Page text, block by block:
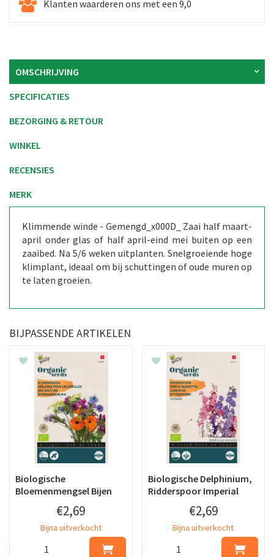
Klanten waarderen ons met een 9,0
OMSCHRIJVING
SPECIFICATIES
BEZORGING & RETOUR
WINKEL
RECENSIES
MERK
Klimmende winde - Gemengd_x000D_ Zaai half maart-
april onder glas of half april-eind mei buiten op een
zaaibed. Na 5/6 weken uitplanten. Snelgroeiende hoge
klimplant, ideaal om bij schuttingen of oude muren op
te laten groeien.
BIJPASSENDE ARTIKELEN
Biologische
Bloemenmengsel Bijen
€2,69
Bijna uitverkocht
Biologische Delphinium,
Ridderspoor Imperial
€2,69
Bijna uitverkocht